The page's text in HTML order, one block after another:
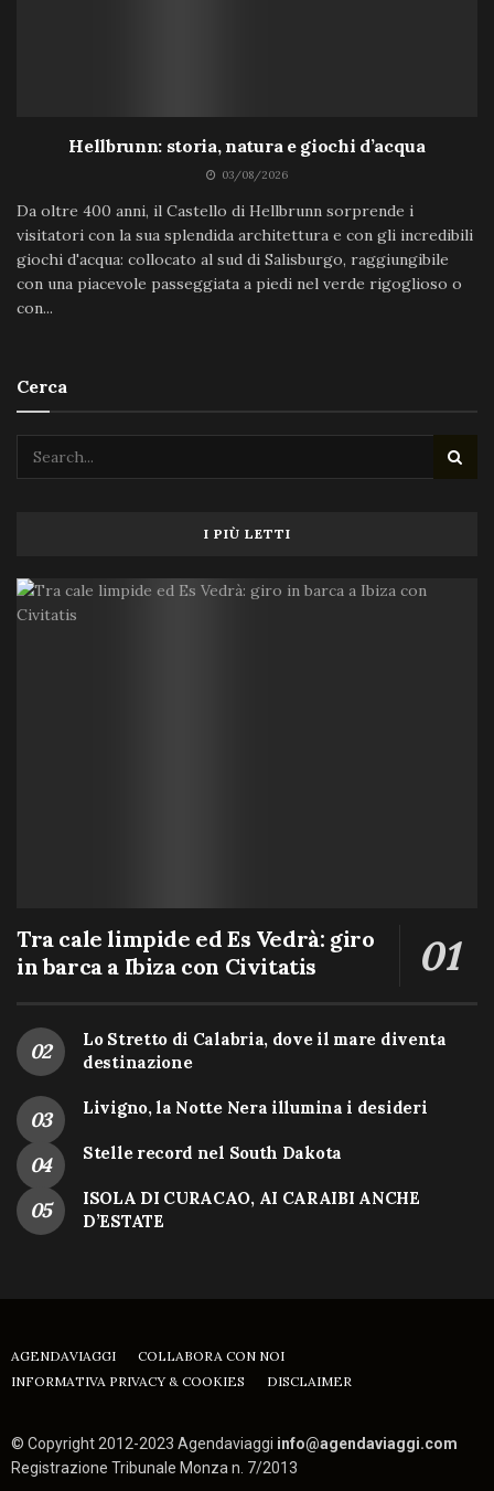
Hellbrunn: storia, natura e giochi d’acqua
03/08/2026
Da oltre 400 anni, il Castello di Hellbrunn sorprende i
visitatori con la sua splendida architettura e con gli incredibili
giochi d'acqua: collocato al sud di Salisburgo, raggiungibile
con una piacevole passeggiata a piedi nel verde rigoglioso o
con...
Cerca
I PIÙ LETTI
Tra cale limpide ed Es Vedrà: giro
in barca a Ibiza con Civitatis
Lo Stretto di Calabria, dove il mare diventa
destinazione
Livigno, la Notte Nera illumina i desideri
Stelle record nel South Dakota
ISOLA DI CURACAO, AI CARAIBI ANCHE
D’ESTATE
AGENDAVIAGGI
COLLABORA CON NOI
INFORMATIVA PRIVACY & COOKIES
DISCLAIMER
© Copyright 2012-2023 Agendaviaggi info@agendaviaggi.com
Registrazione Tribunale Monza n. 7/2013